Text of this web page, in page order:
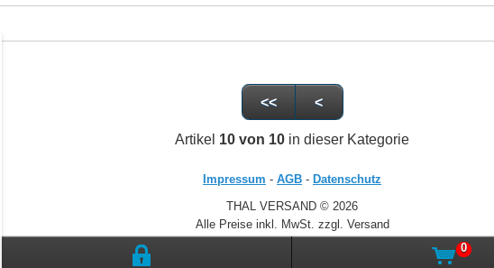
<< <
Artikel 10 von 10 in dieser Kategorie
Impressum - AGB - Datenschutz
THAL VERSAND © 2026
Alle Preise inkl. MwSt. zzgl. Versand
0